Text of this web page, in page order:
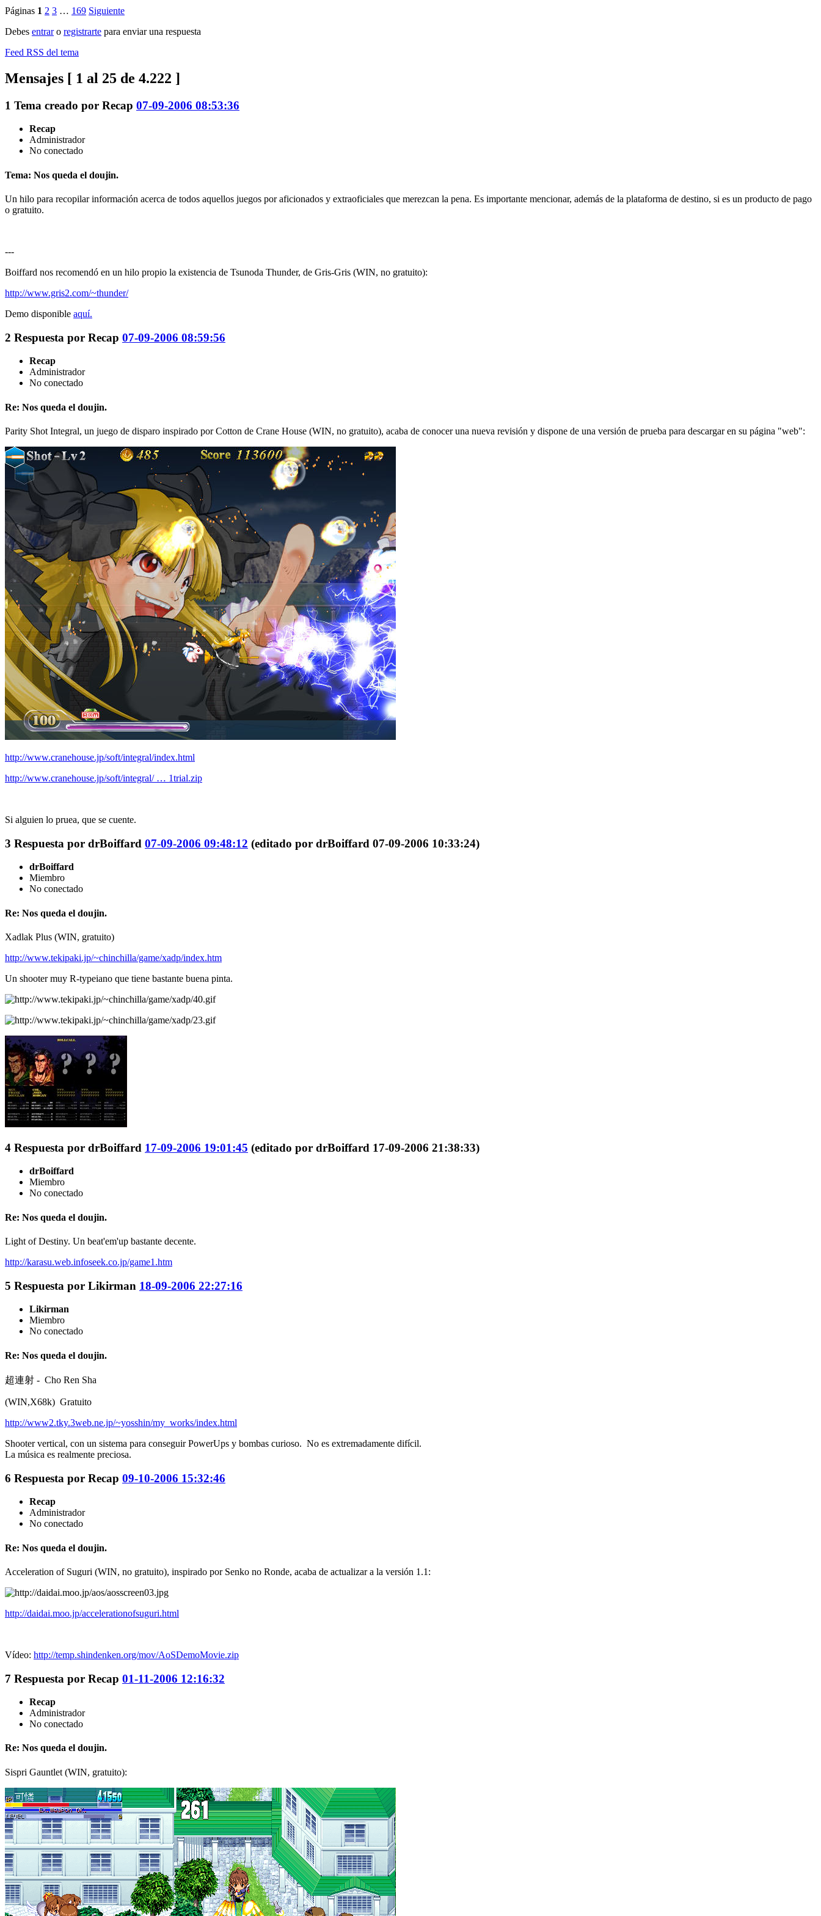
Páginas 1 2 3 … 169 Siguiente
Debes entraro registrarte para enviar una respuesta
Feed RSS del tema
Mensajes [ 1 al 25 de 4.222 ]
1 Tema creado por Recap 07-09-2006 08:53:36
Recap
Administrador
No conectado
Tema: Nos queda el doujin.
Un hilo para recopilar información acerca de todos aquellos juegos por aficionados y extraoficiales que merezcan la pena. Es importante mencionar, además de la plataforma de destino, si es un producto de pago
o gratuito.
---
Boiffard nos recomendó en un hilo propio la existencia de Tsunoda Thunder, de Gris-Gris (WIN, no gratuito):
http://www.gris2.com/~thunder/
Demo disponible aquí.
2 Respuesta por Recap 07-09-2006 08:59:56
Recap
Administrador
No conectado
Re: Nos queda el doujin.
Parity Shot Integral, un juego de disparo inspirado por Cotton de Crane House (WIN, no gratuito), acaba de conocer una nueva revisión y dispone de una versión de prueba para descargar en su página "web":
http://www.cranehouse.jp/soft/integral/index.html
http://www.cranehouse.jp/soft/integral/ … 1trial.zip
Si alguien lo pruea, que se cuente.
3 Respuesta por drBoiffard 07-09-2006 09:48:12 (editado por drBoiffard 07-09-2006 10:33:24)
drBoiffard
Miembro
No conectado
Re: Nos queda el doujin.
Xadlak Plus (WIN, gratuito)
http://www.tekipaki.jp/~chinchilla/game/xadp/index.htm
Un shooter muy R-typeiano que tiene bastante buena pinta.
4 Respuesta por drBoiffard 17-09-2006 19:01:45 (editado por drBoiffard 17-09-2006 21:38:33)
drBoiffard
Miembro
No conectado
Re: Nos queda el doujin.
Light of Destiny. Un beat'em'up bastante decente.
http://karasu.web.infoseek.co.jp/game1.htm
5 Respuesta por Likirman 18-09-2006 22:27:16
Likirman
Miembro
No conectado
Re: Nos queda el doujin.
超連射 - Cho Ren Sha
(WIN,X68k) Gratuito
http://www2.tky.3web.ne.jp/~yosshin/my_works/index.html
Shooter vertical, con un sistema para conseguir PowerUps y bombas curioso. No es extremadamente difícil.
La música es realmente preciosa.
6 Respuesta por Recap 09-10-2006 15:32:46
Recap
Administrador
No conectado
Re: Nos queda el doujin.
Acceleration of Suguri (WIN, no gratuito), inspirado por Senko no Ronde, acaba de actualizar a la versión 1.1:
http://daidai.moo.jp/accelerationofsuguri.html
Vídeo: http://temp.shindenken.org/mov/AoSDemoMovie.zip
7 Respuesta por Recap 01-11-2006 12:16:32
Recap
Administrador
No conectado
Re: Nos queda el doujin.
Sispri Gauntlet (WIN, gratuito):